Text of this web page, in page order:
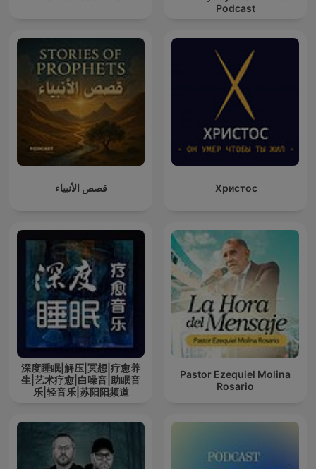
Podcast
قصص الأنبياء Христос
深度睡眠|解压|冥想|疗愈养
生|艺术疗愈|白噪音|助眠音
乐|轻音乐|苏阳阳频道
Pastor Ezequiel Molina
Rosario